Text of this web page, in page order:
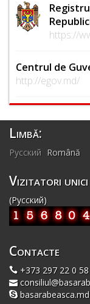
https://
Centrul de
http://egov.md/
Limbă:
Русский Română
Vizitatori unici
(Русский)
Contacte
+373 297 22 0 58
basarabeasca.md